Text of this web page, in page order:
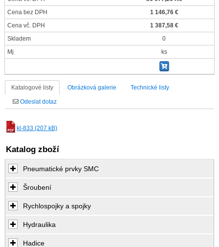
Cena bez DPH
1 146,76 €
Cena vč. DPH
1 387,58 €
Skladem
0
Mj
ks
Katalogové listy Obrázková galerie Technické listy
Odeslat dotaz
kl-833 (207 kB)
Katalog zboží
Pneumatické prvky SMC
Šroubení
Rychlospojky a spojky
Hydraulika
Hadice